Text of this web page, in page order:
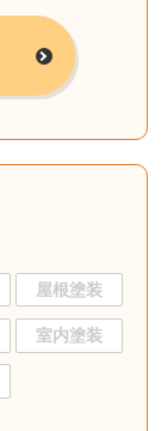
屋根塗装
室内塗装